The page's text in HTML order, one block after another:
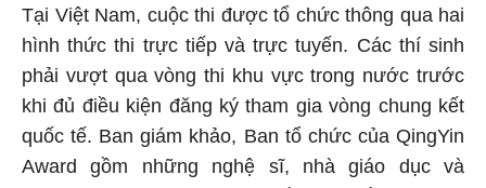
Tại Việt Nam, cuộc thi được tổ chức thông qua hai
hình thức thi trực tiếp và trực tuyến. Các thí sinh
phải vượt qua vòng thi khu vực trong nước trước
khi đủ điều kiện đăng ký tham gia vòng chung kết
quốc tế. Ban giám khảo, Ban tổ chức của QingYin
Award gồm những nghệ sĩ, nhà giáo dục và